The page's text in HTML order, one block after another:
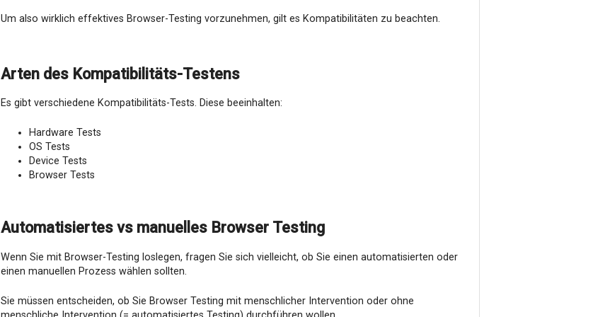
Um also wirklich effektives Browser-Testing vorzunehmen, gilt es Kompatibilitäten zu beachten.
Arten des Kompatibilitäts-Testens
Es gibt verschiedene Kompatibilitäts-Tests. Diese beeinhalten:
Hardware Tests
OS Tests
Device Tests
Browser Tests
Automatisiertes vs manuelles Browser Testing
Wenn Sie mit Browser-Testing loslegen, fragen Sie sich vielleicht, ob Sie einen automatisierten oder
einen manuellen Prozess wählen sollten.
Sie müssen entscheiden, ob Sie Browser Testing mit menschlicher Intervention oder ohne